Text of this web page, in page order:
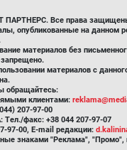
ПАРТНЕРС. Все права
опубликованные на данном
материалов без
материалов с
обращайтесь:
клиентами:
207-97-00
Тел./факс: +38 044 207-97-07
97-00, E-mail редакции:
знаками "Реклама", "Промо",